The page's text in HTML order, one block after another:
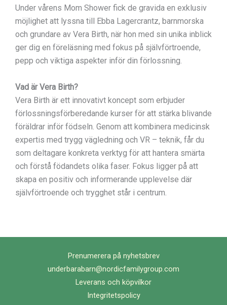
Under vårens Mom Shower fick de gravida en exklusiv
möjlighet att lyssna till Ebba Lagercrantz, barnmorska
och grundare av Vera Birth, när hon med sin unika inblick
ger dig en föreläsning med fokus på självförtroende,
pepp och viktiga aspekter inför din förlossning.
Vad är Vera Birth?
Vera Birth är ett innovativt koncept som erbjuder
förlossningsförberedande kurser för att stärka blivande
föräldrar inför födseln. Genom att kombinera medicinsk
expertis med trygg vägledning och VR – teknik, får du
som deltagare konkreta verktyg för att hantera smärta
och förstå födandets olika faser. Fokus ligger på att
skapa en positiv och informerande upplevelse där
självförtroende och trygghet står i centrum.
Prenumerera på nyhetsbrev
underbarabarn@nordicfamilygroup.com
Leverans och köpvilkor
Integritetspolicy